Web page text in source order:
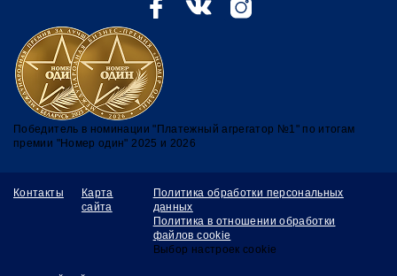
Победитель в номинации "Платежный агрегатор №1" по итогам
премии "Номер один" 2025 и 2026
Контакты
Карта
сайта
Политика обработки персональных
данных
Политика в отношении обработки
файлов cookie
Выбор настроек сookie